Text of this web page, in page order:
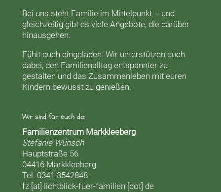
Bei uns steht Familie im Mittelpunkt – und
gleichzeitig gibt es viele Angebote, die darüber
hinausgehen.
Fühlt euch eingeladen: Wir unterstützen euch
dabei, den Familienalltag entspannter zu
gestalten und das Zusammenleben mit euren
Kindern bewusst zu genießen.
Wir sind für euch da:
Familienzentrum Markkleeberg
Stefanie Wünsch
Hauptstraße 56
04416 Markkleeberg
Tel. 0341 3542848
fz [at] lichtblick-fuer-familien [dot] de